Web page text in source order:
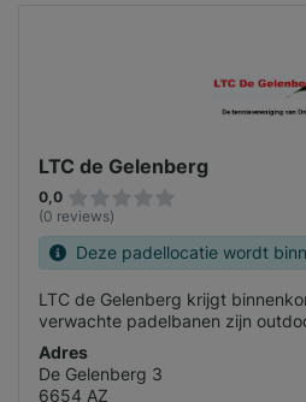
LTC de Gelenberg
0,0
(0 reviews)
Deze padellocatie wordt
LTC de Gelenberg krijgt
verwachte padelbanen zijn
Adres
De Gelenberg 3
6654 AZ